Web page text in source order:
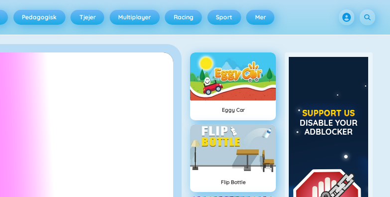
Pedagogisk Tjejer Multiplayer Racing Sport Mer
Eggy Car
Flip Bottle